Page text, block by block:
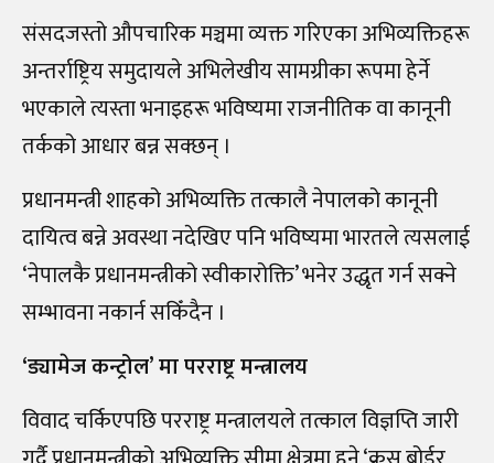
संसदजस्तो औपचारिक मञ्चमा व्यक्त गरिएका अभिव्यक्तिहरू
अन्तर्राष्ट्रिय समुदायले अभिलेखीय सामग्रीका रूपमा हेर्ने
भएकाले त्यस्ता भनाइहरू भविष्यमा राजनीतिक वा कानूनी
तर्कको आधार बन्न सक्छन् ।
प्रधानमन्त्री शाहको अभिव्यक्ति तत्कालै नेपालको कानूनी
दायित्व बन्ने अवस्था नदेखिए पनि भविष्यमा भारतले त्यसलाई
‘नेपालकै प्रधानमन्त्रीको स्वीकारोक्ति’ भनेर उद्धृत गर्न सक्ने
सम्भावना नकार्न सकिँदैन ।
‘ड्यामेज कन्ट्रोल’ मा परराष्ट्र मन्त्रालय
विवाद चर्किएपछि परराष्ट्र मन्त्रालयले तत्काल विज्ञप्ति जारी